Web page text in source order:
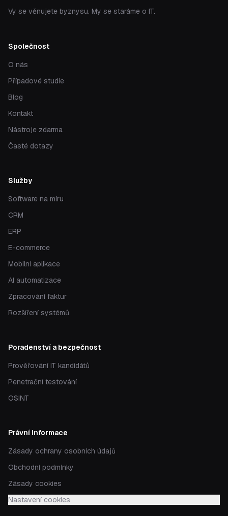
Vy se věnujete byznysu. My se staráme o IT.
Společnost
O nás
Případové studie
Blog
Kontakt
Nástroje zdarma
Časté dotazy
Služby
Software na míru
CRM
ERP
E-commerce
Mobilní aplikace
AI automatizace
Zpracování faktur
Rozšíření systémů
Poradenství a bezpečnost
Prověřování IT kandidátů
Penetrační testování
OSINT
Právní informace
Zásady ochrany osobních údajů
Obchodní podmínky
Zásady cookies
Nastavení cookies